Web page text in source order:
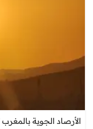
الأرصاد الجوية